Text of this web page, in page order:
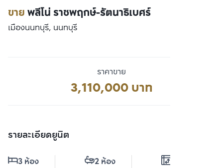
ขายพลีโน่ ราชพฤกษ์-รัตนาธิเบศร์
เมืองนนทบุรี, นนทบุรี
ราคาขาย
3,110,000 บาท
รายละเอียดยูนิต
3 ห้อง 2 ห้อง